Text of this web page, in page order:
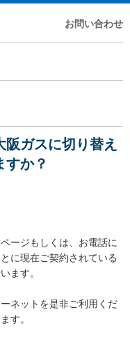
お問い合わせ
ガスに切り替え
すか？
ージもしくは、お電話に
に現在ご契約されている
ます。
ネットを是非ご利用くだ
す。